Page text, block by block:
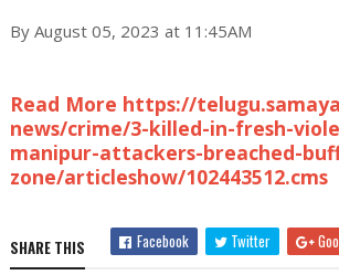
By August 05, 2023 at 11:45AM
Read More https://
news/crime/3-killed-in-fresh-
manipur-attackers-breached-
zone/articleshow/102443512.cms
SHARE THIS Facebook Twitter